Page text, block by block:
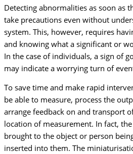
Detecting abnormalities as soon as
take precautions even without
system. This, however, requires
and knowing what a significant or
In the case of individuals, a sign of
may indicate a worrying turn of
To save time and make rapid
be able to measure, process the
arrange feedback on and transport
location of measurement. In fact,
brought to the object or person
inserted into them. The